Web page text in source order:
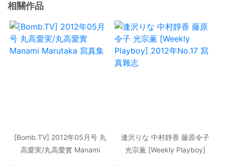
相關作品
[Bomb.TV] 2012年05月号 丸
高愛実/丸高愛實 Manami
逢沢りな 中村靜香 藤原令子
光宗薫 [Weekly Playboy]